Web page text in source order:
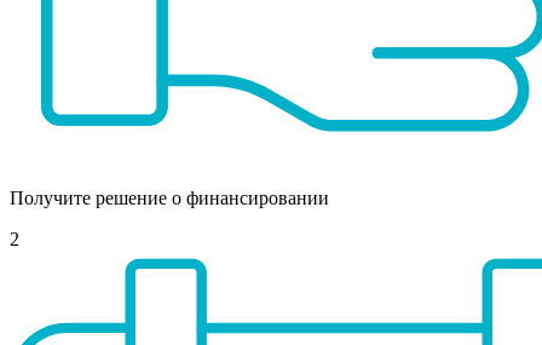
Получите решение о финансировании
2